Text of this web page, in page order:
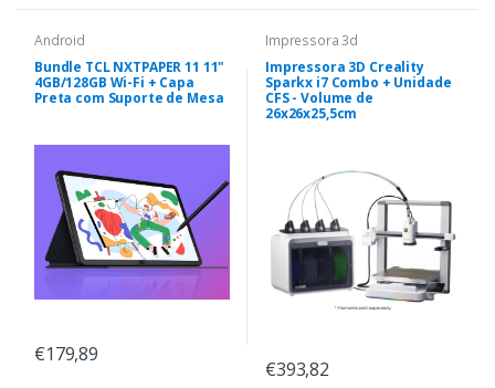
Android
Bundle TCL NXTPAPER 11 11"
4GB/128GB Wi-Fi + Capa
Preta com Suporte de Mesa
€179,89
Impressora 3d
Impressora 3D Creality
Sparkx i7 Combo + Unidade
CFS - Volume de
26x26x25,5cm
€393,82